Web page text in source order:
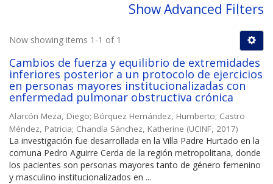
Show Advanced Filters
Now showing items 1-1 of 1
Cambios de fuerza y equilibrio de extremidades
inferiores posterior a un protocolo de ejercicios
en personas mayores institucionalizadas con
enfermedad pulmonar obstructiva crónica
Alarcón Meza, Diego; Bórquez Hernández, Humberto; Castro
Méndez, Patricia; Chandía Sánchez, Katherine (UCINF, 2017)
La investigación fue desarrollada en la Villa Padre Hurtado en la
comuna Pedro Aguirre Cerda de la región metropolitana, donde
los pacientes son personas mayores tanto de género femenino
y masculino institucionalizados en ...